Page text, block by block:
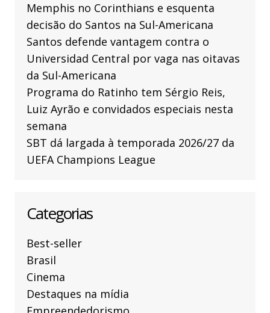
Memphis no Corinthians e esquenta
decisão do Santos na Sul-Americana
Santos defende vantagem contra o
Universidad Central por vaga nas oitavas
da Sul-Americana
Programa do Ratinho tem Sérgio Reis,
Luiz Ayrão e convidados especiais nesta
semana
SBT dá largada à temporada 2026/27 da
UEFA Champions League
Categorias
Best-seller
Brasil
Cinema
Destaques na mídia